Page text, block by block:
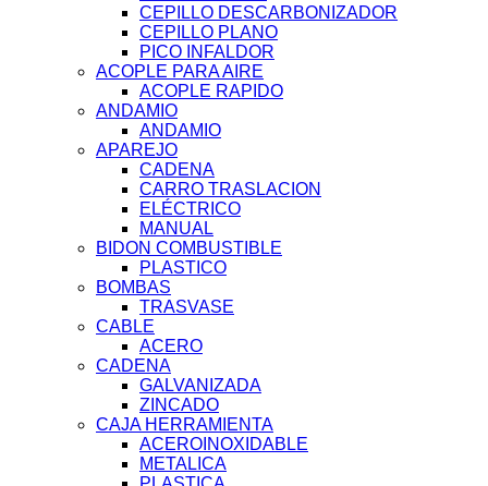
CEPILLO DESCARBONIZADOR
CEPILLO PLANO
PICO INFALDOR
ACOPLE PARA AIRE
ACOPLE RAPIDO
ANDAMIO
ANDAMIO
APAREJO
CADENA
CARRO TRASLACION
ELÉCTRICO
MANUAL
BIDON COMBUSTIBLE
PLASTICO
BOMBAS
TRASVASE
CABLE
ACERO
CADENA
GALVANIZADA
ZINCADO
CAJA HERRAMIENTA
ACEROINOXIDABLE
METALICA